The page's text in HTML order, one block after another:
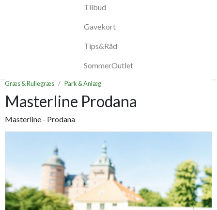
Tilbud
Gavekort
Tips&Råd
SommerOutlet
Græs & Rullegræs Park & Anlæg
Masterline Prodana
Masterline - Prodana